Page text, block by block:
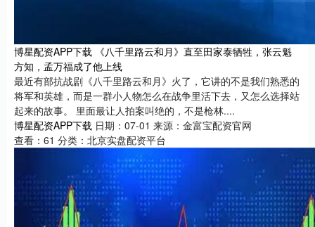
博星配资APP下载 《八千里路云和月》直至田家泰牺牲，张云魁
方知，孟万福成了他上线
最近有部抗战剧《八千里路云和月》火了，它讲的不是我们熟悉的
将军和英雄，而是一群小人物怎么在战争里活下去，又怎么选择站
起来的故事。 里面最让人拍案叫绝的，不是枪林....
博星配资APP下载 日期：07-01 来源：金富宝配资官网
查看： 61 分类： 北京实盘配资平台